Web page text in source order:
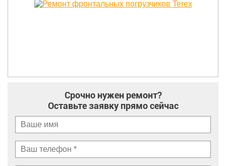
Срочно нужен ремонт?
Оставьте заявку прямо сейчас